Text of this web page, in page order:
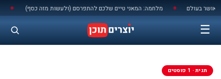
לתוכן ◆ מלחמה: המאני טיים שלכם להתפרסם (ולעשות מזה כסף) ◆ בעולם
☰
תגית · 1 פוסטים